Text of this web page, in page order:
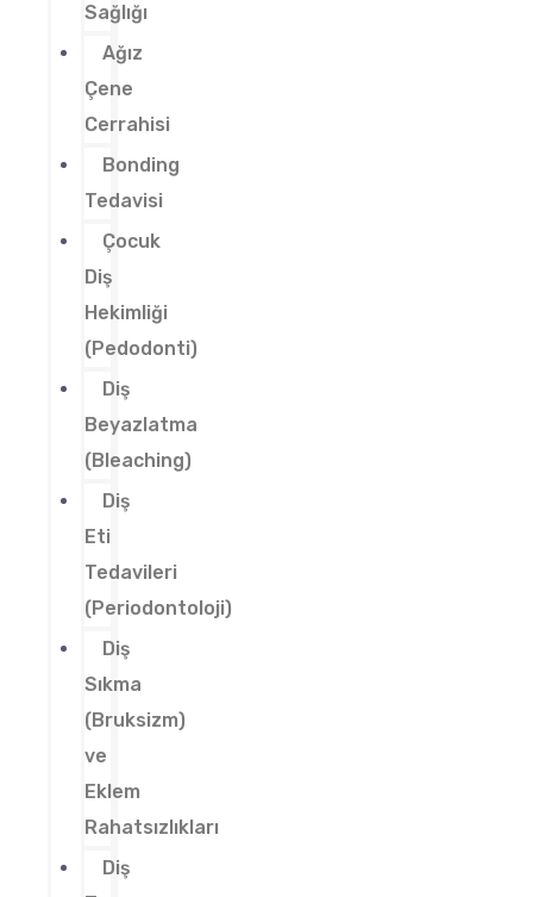
Sağlığı
Ağız
Çene
Cerrahisi
Bonding
Tedavisi
Çocuk
Diş
Hekimliği
(Pedodonti)
Diş
Beyazlatma
(Bleaching)
Diş
Eti
Tedavileri
(Periodontoloji)
Diş
Sıkma
(Bruksizm)
ve
Eklem
Rahatsızlıkları
Diş